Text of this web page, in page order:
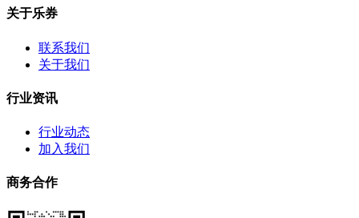
关于乐券
联系我们
关于我们
行业资讯
行业动态
加入我们
商务合作